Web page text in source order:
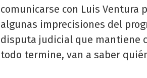
comunicarse con Luis Ventura
algunas imprecisiones del
disputa judicial que mantiene
todo termine, van a saber